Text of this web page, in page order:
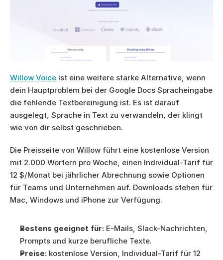
Willow Voice ist eine weitere starke Alternative, wenn
dein Hauptproblem bei der Google Docs Spracheingabe
die fehlende Textbereinigung ist. Es ist darauf
ausgelegt, Sprache in Text zu verwandeln, der klingt
wie von dir selbst geschrieben.
Die Preisseite von Willow führt eine kostenlose Version
mit 2.000 Wörtern pro Woche, einen Individual-Tarif für
12 $/Monat bei jährlicher Abrechnung sowie Optionen
für Teams und Unternehmen auf. Downloads stehen für
Mac, Windows und iPhone zur Verfügung.
Bestens geeignet für: E-Mails, Slack-Nachrichten,
Prompts und kurze berufliche Texte.
Preise: kostenlose Version, Individual-Tarif für 12